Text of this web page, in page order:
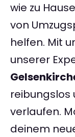
wie zu
von
helfen. Mit
unserer
reibungslos
verlaufen.
deinem